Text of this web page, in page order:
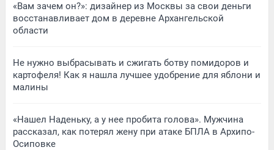
«Вам зачем он?»: дизайнер из Москвы за свои деньги
восстанавливает дом в деревне Архангельской
области
Не нужно выбрасывать и сжигать ботву помидоров и
картофеля! Как я нашла лучшее удобрение для яблони и
малины
«Нашел Наденьку, а у нее пробита голова». Мужчина
рассказал, как потерял жену при атаке БПЛА в Архипо-
Осиповке